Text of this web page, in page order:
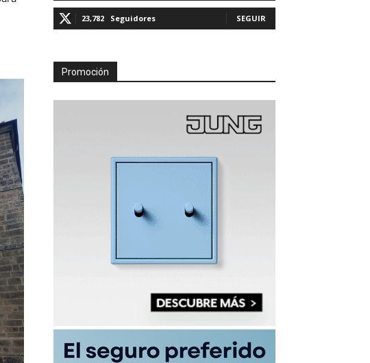
23,782 Seguidores SEGUIR
Promoción